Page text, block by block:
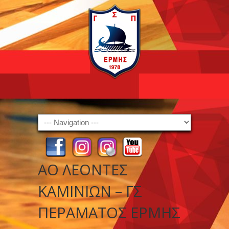
Navigation
ΑΟ ΛΕΟΝΤΕΣ
ΚΑΜΙΝΙΩΝ – ΓΣ
ΠΕΡΑΜΑΤΟΣ ΕΡΜΗΣ